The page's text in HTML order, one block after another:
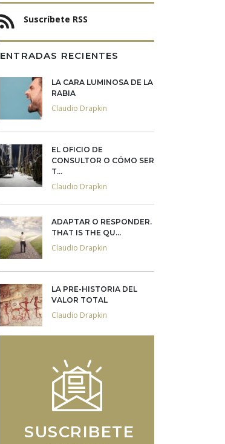
Suscríbete RSS
ENTRADAS RECIENTES
LA CARA LUMINOSA DE LA
RABIA
Claudio Drapkin
EL OFICIO DE
CONSULTOR O CÓMO SER
T...
Claudio Drapkin
ADAPTAR O RESPONDER.
THAT IS THE QU...
Claudio Drapkin
LA PRE-HISTORIA DEL
VALOR TOTAL
Claudio Drapkin
SUSCRIBETE